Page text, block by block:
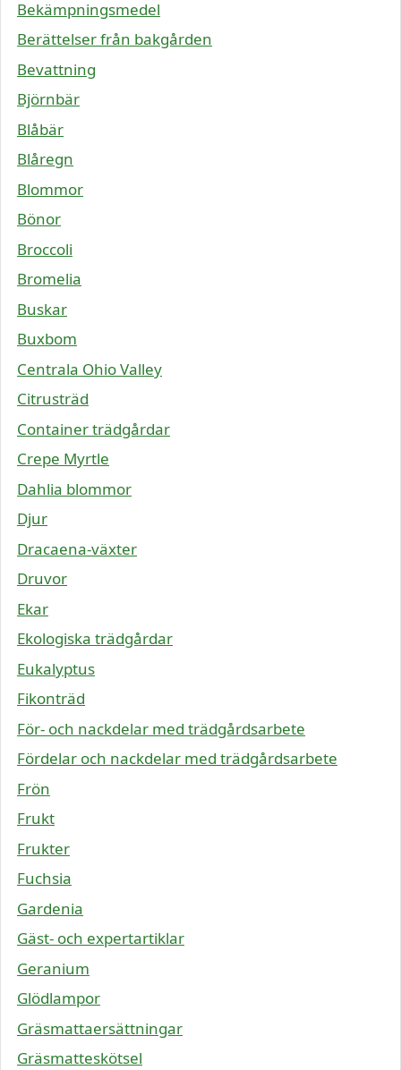
Bekämpningsmedel
Berättelser från bakgården
Bevattning
Björnbär
Blåbär
Blåregn
Blommor
Bönor
Broccoli
Bromelia
Buskar
Buxbom
Centrala Ohio Valley
Citrusträd
Container trädgårdar
Crepe Myrtle
Dahlia blommor
Djur
Dracaena-växter
Druvor
Ekar
Ekologiska trädgårdar
Eukalyptus
Fikonträd
För- och nackdelar med trädgårdsarbete
Fördelar och nackdelar med trädgårdsarbete
Frön
Frukt
Frukter
Fuchsia
Gardenia
Gäst- och expertartiklar
Geranium
Glödlampor
Gräsmattaersättningar
Gräsmatteskötsel